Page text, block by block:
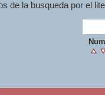
de la busqueda por el